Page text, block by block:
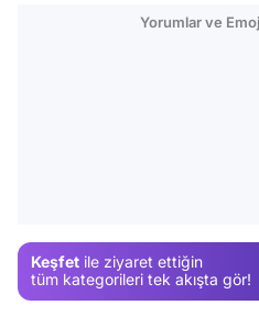
Yorumlar ve
Keşfet ile ziyaret ettiğin
tüm kategorileri tek akışta gör!